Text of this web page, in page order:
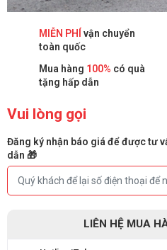
MIỄN PHÍ vận chuyển
toàn quốc
Mua hàng 100% có quà
tặng hấp dẫn
Vui lòng gọi
Đăng ký nhận báo giá để được tư
dẫn 🎁
LIÊN HỆ MUA